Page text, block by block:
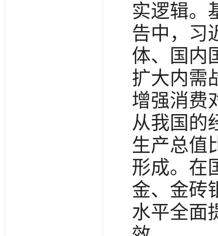
实逻辑。
告中，习
体、国内
扩大内需
增强消费
从我国的
生产总值
形成。在
金、金砖
水平全面